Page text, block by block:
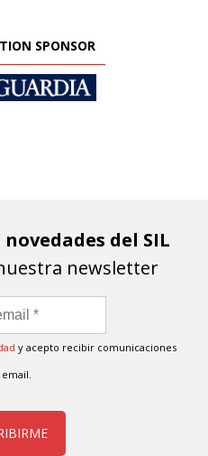
SPONSOR
del SIL
newsletter
y acepto recibir comunicaciones